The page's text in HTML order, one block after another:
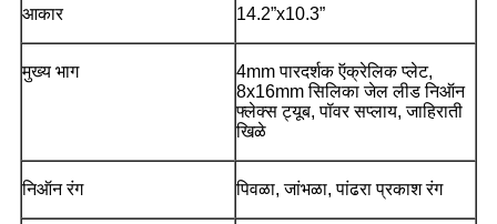
आकार 14.2”x10.3”
मुख्य भाग
4mm पारदर्शक ऍक्रेलिक प्लेट,
8x16mm सिलिका जेल लीड निऑन
फ्लेक्स ट्यूब, पॉवर सप्लाय, जाहिराती
खिळे
निऑन रंग पिवळा, जांभळा, पांढरा प्रकाश रंग